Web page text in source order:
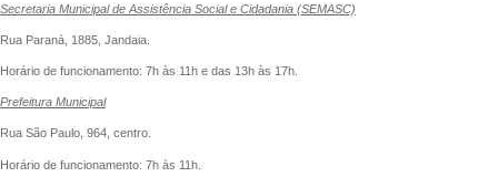
Secretaria Municipal de Assistência Social e Cidadania (SEMASC)
Rua Paraná, 1885, Jandaia.
Horário de funcionamento: 7h às 11h e das 13h às 17h.
Prefeitura Municipal
Rua São Paulo, 964, centro.
Horário de funcionamento: 7h às 11h.